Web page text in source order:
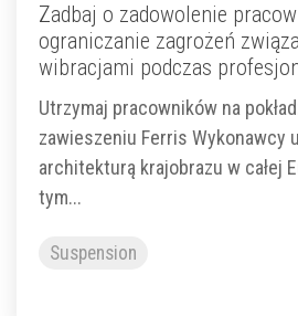
Zadbaj o zadowolenie
ograniczanie zagrożeń
wibracjami podczas
Utrzymaj pracowników na
zawieszeniu Ferris Wykonawcy
architekturą krajobrazu w całej
tym...
Suspension